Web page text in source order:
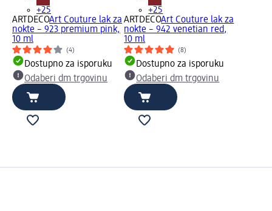
+25
ARTDECOArt Couture lak za
nokte – 923 premium pink,
10 ml
(4)
Dostupno za isporuku
Odaberi dm trgovinu
+25
ARTDECOArt Couture lak za
nokte – 942 venetian red,
10 ml
(8)
Dostupno za isporuku
Odaberi dm trgovinu